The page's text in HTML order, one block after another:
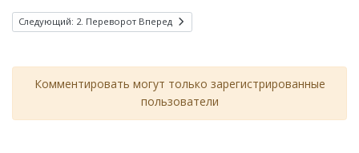
Следующий: 2. Переворот Вперед
Комментировать могут только зарегистрированные
пользователи